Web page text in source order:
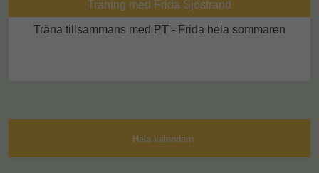
Träning med Frida Sjöstrand
Träna tillsammans med PT - Frida hela sommaren
Hela kalendern